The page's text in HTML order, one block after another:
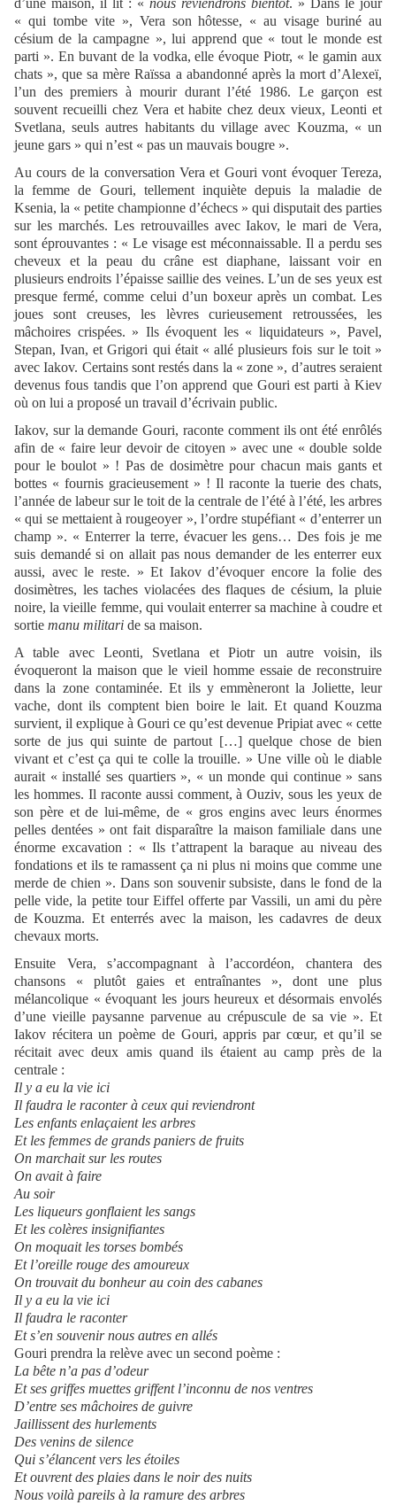
d’une maison, il lit : « nous reviendrons bientôt. » Dans le jour
« qui tombe vite », Vera son hôtesse, « au visage buriné au
césium de la campagne », lui apprend que « tout le monde est
parti ». En buvant de la vodka, elle évoque Piotr, « le gamin aux
chats », que sa mère Raïssa a abandonné après la mort d’Alexeï,
l’un des premiers à mourir durant l’été 1986. Le garçon est
souvent recueilli chez Vera et habite chez deux vieux, Leonti et
Svetlana, seuls autres habitants du village avec Kouzma, « un
jeune gars » qui n’est « pas un mauvais bougre ».
Au cours de la conversation Vera et Gouri vont évoquer Tereza,
la femme de Gouri, tellement inquiète depuis la maladie de
Ksenia, la « petite championne d’échecs » qui disputait des parties
sur les marchés. Les retrouvailles avec Iakov, le mari de Vera,
sont éprouvantes : « Le visage est méconnaissable. Il a perdu ses
cheveux et la peau du crâne est diaphane, laissant voir en
plusieurs endroits l’épaisse saillie des veines. L’un de ses yeux est
presque fermé, comme celui d’un boxeur après un combat. Les
joues sont creuses, les lèvres curieusement retroussées, les
mâchoires crispées. » Ils évoquent les « liquidateurs », Pavel,
Stepan, Ivan, et Grigori qui était « allé plusieurs fois sur le toit »
avec Iakov. Certains sont restés dans la « zone », d’autres seraient
devenus fous tandis que l’on apprend que Gouri est parti à Kiev
où on lui a proposé un travail d’écrivain public.
Iakov, sur la demande Gouri, raconte comment ils ont été enrôlés
afin de « faire leur devoir de citoyen » avec une « double solde
pour le boulot » ! Pas de dosimètre pour chacun mais gants et
bottes « fournis gracieusement » ! Il raconte la tuerie des chats,
l’année de labeur sur le toit de la centrale de l’été à l’été, les arbres
« qui se mettaient à rougeoyer », l’ordre stupéfiant « d’enterrer un
champ ». « Enterrer la terre, évacuer les gens… Des fois je me
suis demandé si on allait pas nous demander de les enterrer eux
aussi, avec le reste. » Et Iakov d’évoquer encore la folie des
dosimètres, les taches violacées des flaques de césium, la pluie
noire, la vieille femme, qui voulait enterrer sa machine à coudre et
sortie manu militari de sa maison.
A table avec Leonti, Svetlana et Piotr un autre voisin, ils
évoqueront la maison que le vieil homme essaie de reconstruire
dans la zone contaminée. Et ils y emmèneront la Joliette, leur
vache, dont ils comptent bien boire le lait. Et quand Kouzma
survient, il explique à Gouri ce qu’est devenue Pripiat avec « cette
sorte de jus qui suinte de partout […] quelque chose de bien
vivant et c’est ça qui te colle la trouille. » Une ville où le diable
aurait « installé ses quartiers », « un monde qui continue » sans
les hommes. Il raconte aussi comment, à Ouziv, sous les yeux de
son père et de lui-même, de « gros engins avec leurs énormes
pelles dentées » ont fait disparaître la maison familiale dans une
énorme excavation : « Ils t’attrapent la baraque au niveau des
fondations et ils te ramassent ça ni plus ni moins que comme une
merde de chien ». Dans son souvenir subsiste, dans le fond de la
pelle vide, la petite tour Eiffel offerte par Vassili, un ami du père
de Kouzma. Et enterrés avec la maison, les cadavres de deux
chevaux morts.
Ensuite Vera, s’accompagnant à l’accordéon, chantera des
chansons « plutôt gaies et entraînantes », dont une plus
mélancolique « évoquant les jours heureux et désormais envolés
d’une vieille paysanne parvenue au crépuscule de sa vie ». Et
Iakov récitera un poème de Gouri, appris par cœur, et qu’il se
récitait avec deux amis quand ils étaient au camp près de la
centrale :
Il y a eu la vie ici
Il faudra le raconter à ceux qui reviendront
Les enfants enlaçaient les arbres
Et les femmes de grands paniers de fruits
On marchait sur les routes
On avait à faire
Au soir
Les liqueurs gonflaient les sangs
Et les colères insignifiantes
On moquait les torses bombés
Et l’oreille rouge des amoureux
On trouvait du bonheur au coin des cabanes
Il y a eu la vie ici
Il faudra le raconter
Et s’en souvenir nous autres en allés
Gouri prendra la relève avec un second poème :
La bête n’a pas d’odeur
Et ses griffes muettes griffent l’inconnu de nos ventres
D’entre ses mâchoires de guivre
Jaillissent des hurlements
Des venins de silence
Qui s’élancent vers les étoiles
Et ouvrent des plaies dans le noir des nuits
Nous voilà pareils à la ramure des arbres